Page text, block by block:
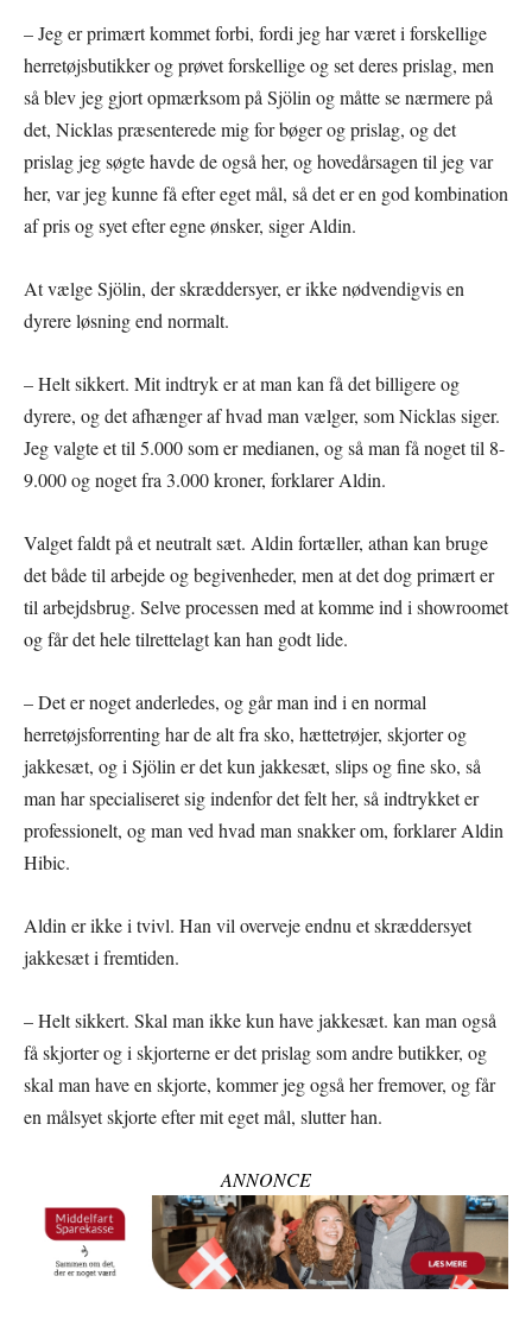
– Jeg er primært kommet forbi, fordi jeg har været i forskellige
herretøjsbutikker og prøvet forskellige og set deres prislag, men
så blev jeg gjort opmærksom på Sjölin og måtte se nærmere på
det, Nicklas præsenterede mig for bøger og prislag, og det
prislag jeg søgte havde de også her, og hovedårsagen til jeg var
her, var jeg kunne få efter eget mål, så det er en god kombination
af pris og syet efter egne ønsker, siger Aldin.
At vælge Sjölin, der skræddersyer, er ikke nødvendigvis en
dyrere løsning end normalt.
– Helt sikkert. Mit indtryk er at man kan få det billigere og
dyrere, og det afhænger af hvad man vælger, som Nicklas siger.
Jeg valgte et til 5.000 som er medianen, og så man få noget til 8-
9.000 og noget fra 3.000 kroner, forklarer Aldin.
Valget faldt på et neutralt sæt. Aldin fortæller, athan kan bruge
det både til arbejde og begivenheder, men at det dog primært er
til arbejdsbrug. Selve processen med at komme ind i showroomet
og får det hele tilrettelagt kan han godt lide.
– Det er noget anderledes, og går man ind i en normal
herretøjsforrenting har de alt fra sko, hættetrøjer, skjorter og
jakkesæt, og i Sjölin er det kun jakkesæt, slips og fine sko, så
man har specialiseret sig indenfor det felt her, så indtrykket er
professionelt, og man ved hvad man snakker om, forklarer Aldin
Hibic.
Aldin er ikke i tvivl. Han vil overveje endnu et skræddersyet
jakkesæt i fremtiden.
– Helt sikkert. Skal man ikke kun have jakkesæt. kan man også
få skjorter og i skjorterne er det prislag som andre butikker, og
skal man have en skjorte, kommer jeg også her fremover, og får
en målsyet skjorte efter mit eget mål, slutter han.
ANNONCE